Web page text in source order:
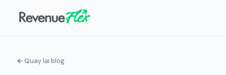
Quay lại blog